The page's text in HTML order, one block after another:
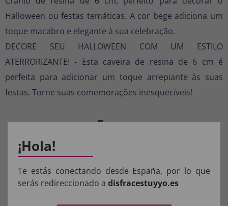
Halloween ou festas temáticas. A cor bege adiciona um
toque macabro e elegante à sua celebração.
DECORE SEU HALLOWEEN COM UM ESTILO
ATERRORIZANTE! - Esta caveira de resina de 6 cm é
perfeita para adicionar um toque arrepiante às suas
festas. Torne suas comemorações inesquecíveis!
COMPOSIÇÃO DOS NOSSOS
Materiais para fantasias, acessórios de roupas e perucas: 100%
POLIÉSTER.
Materiais da máscara: 100% LÁTEX.
¡Hola!
Te estás conectando desde España, por lo que
serás redireccionado a disfracestuyyo.es